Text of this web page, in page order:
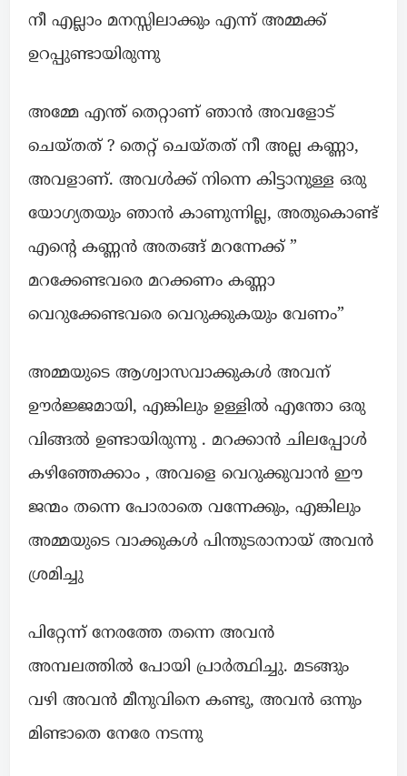
നീ എല്ലാം മനസ്സിലാക്കും എന്ന് അമ്മക്ക്
ഉറപ്പുണ്ടായിരുന്നു
അമ്മേ എന്ത് തെറ്റാണ് ഞാൻ അവളോട്
ചെയ്തത് ? തെറ്റ് ചെയ്തത് നീ അല്ല കണ്ണാ,
അവളാണ്. അവൾക്ക് നിന്നെ കിട്ടാനുള്ള ഒരു
യോഗ്യതയും ഞാൻ കാണുന്നില്ല, അതുകൊണ്ട്
എന്റെ കണ്ണൻ അതങ്ങ് മറന്നേക്ക് ”
മറക്കേണ്ടവരെ മറക്കണം കണ്ണാ
വെറുക്കേണ്ടവരെ വെറുക്കുകയും വേണം”
അമ്മയുടെ ആശ്വാസവാക്കുകൾ അവന്
ഊർജ്ജമായി, എങ്കിലും ഉള്ളിൽ എന്തോ ഒരു
വിങ്ങൽ ഉണ്ടായിരുന്നു . മറക്കാൻ ചിലപ്പോൾ
കഴിഞ്ഞേക്കാം , അവളെ വെറുക്കുവാൻ ഈ
ജന്മം തന്നെ പോരാതെ വന്നേക്കും, എങ്കിലും
അമ്മയുടെ വാക്കുകൾ പിന്തുടരാനായ് അവൻ
ശ്രമിച്ചു
പിറ്റേന്ന് നേരത്തേ തന്നെ അവൻ
അമ്പലത്തിൽ പോയി പ്രാർത്ഥിച്ചു. മടങ്ങും
വഴി അവൻ മീനുവിനെ കണ്ടു, അവൻ ഒന്നും
മിണ്ടാതെ നേരേ നടന്നു